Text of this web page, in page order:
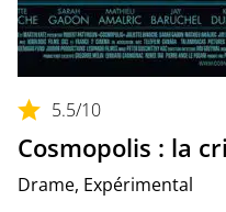
5.5/10
Cosmopolis : la
Drame, Expérimental